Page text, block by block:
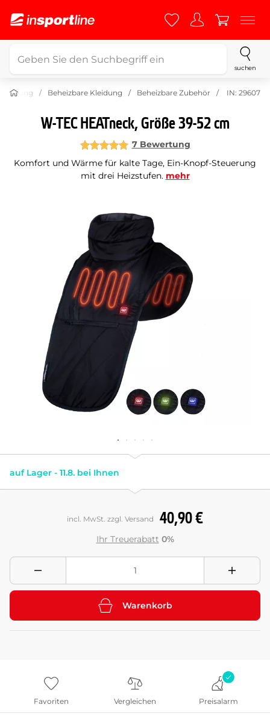
suchen
Beheizbare Kleidung Beheizbare Zubehör IN: 29607
W-TEC HEATneck, Größe 39-52 cm
7 Bewertung
Komfort und Wärme für kalte Tage, Ein-Knopf-Steuerung
mit drei Heizstufen. mehr
auf Lager - 11.8. bei Ihnen
40,90 €
incl. MwSt. zzgl. Versand
Ihr Treuerabatt 0%
Warenkorb
Favoriten Vergleichen Preisalarm